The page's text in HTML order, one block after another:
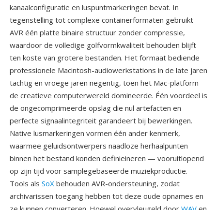
kanaalconfiguratie en luspuntmarkeringen bevat. In
tegenstelling tot complexe containerformaten gebruikt
AVR één platte binaire structuur zonder compressie,
waardoor de volledige golfvormkwaliteit behouden blijft
ten koste van grotere bestanden. Het formaat bediende
professionele Macintosh-audiowerkstations in de late jaren
tachtig en vroege jaren negentig, toen het Mac-platform
de creatieve computerwereld domineerde. Één voordeel is
de ongecomprimeerde opslag die nul artefacten en
perfecte signaalintegriteit garandeert bij bewerkingen.
Native lusmarkeringen vormen één ander kenmerk,
waarmee geluidsontwerpers naadloze herhaalpunten
binnen het bestand konden definieineren — vooruitlopend
op zijn tijd voor samplegebaseerde muziekproductie.
Tools als SoX behouden AVR-ondersteuning, zodat
archivarissen toegang hebben tot deze oude opnames en